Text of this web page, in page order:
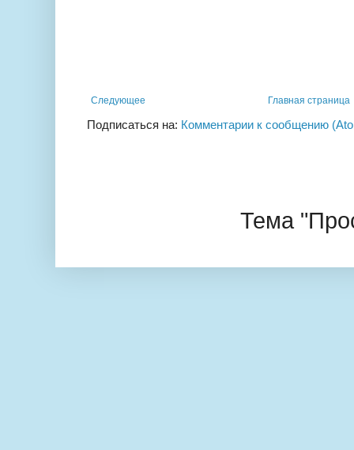
Следующее Главная страница
Подписаться на: Комментарии к сообщению
Тема